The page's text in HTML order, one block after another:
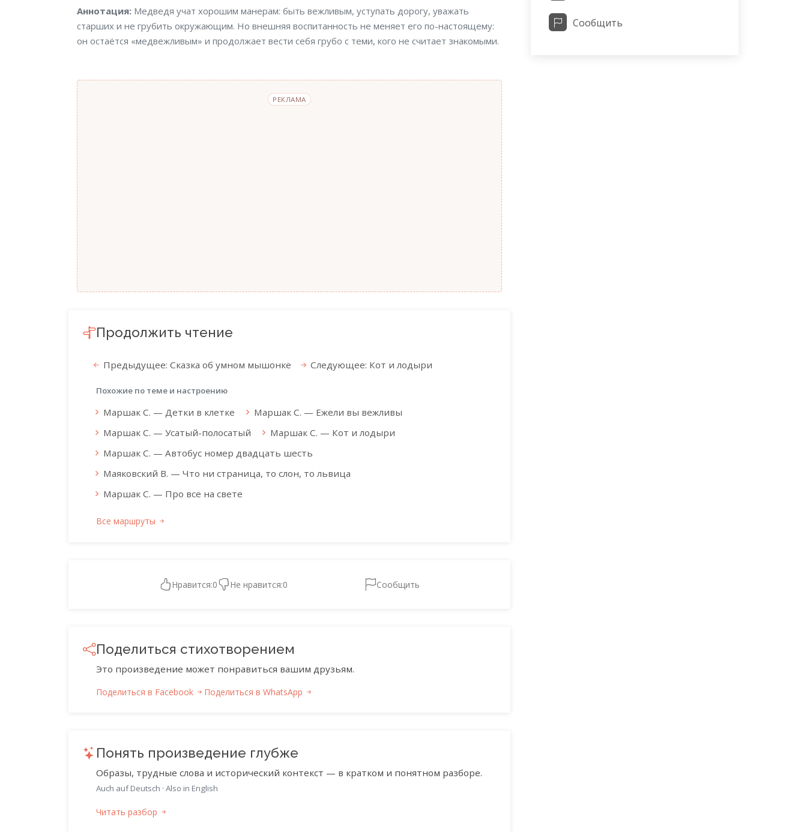
Аннотация
Аннотация: Медведя учат хорошим манерам: быть вежливым, уступать дорогу, уважать
старших и не грубить окружающим. Но внешняя воспитанность не меняет его по-настоящему:
он остаётся «медвежливым» и продолжает вести себя грубо с теми, кого не считает знакомыми.
РЕКЛАМА
Продолжить чтение
Предыдущее: Сказка об умном мышонке Следующее: Кот и лодыри
Похожие по теме и настроению
Маршак С. — Детки в клетке
Маршак С. — Ежели вы вежливы
Маршак С. — Усатый-полосатый
Маршак С. — Кот и лодыри
Маршак С. — Автобус номер двадцать шесть
Маяковский В. — Что ни страница, то слон, то львица
Маршак С. — Про все на свете
Все маршруты
Нравится:0 Не нравится:0 Сообщить
Поделиться стихотворением
Это произведение может понравиться вашим друзьям.
Поделиться в Facebook Поделиться в WhatsApp
Понять произведение глубже
Образы, трудные слова и исторический контекст — в кратком и понятном разборе.
Auch auf Deutsch · Also in English
Читать разбор
Сообщить